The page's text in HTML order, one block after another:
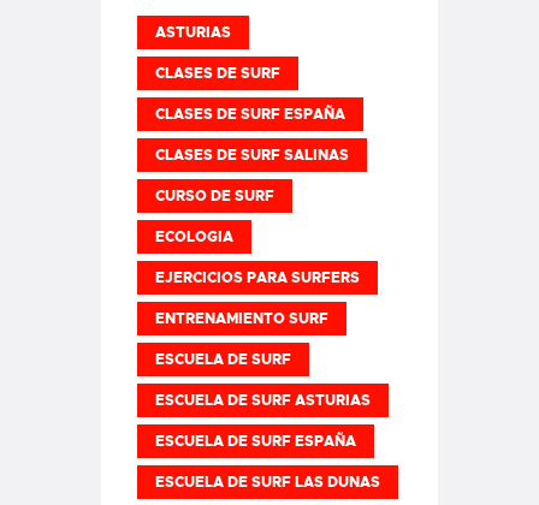
ASTURIAS
CLASES DE SURF
CLASES DE SURF ESPAÑA
CLASES DE SURF SALINAS
CURSO DE SURF
ECOLOGIA
EJERCICIOS PARA SURFERS
ENTRENAMIENTO SURF
ESCUELA DE SURF
ESCUELA DE SURF ASTURIAS
ESCUELA DE SURF ESPAÑA
ESCUELA DE SURF LAS DUNAS